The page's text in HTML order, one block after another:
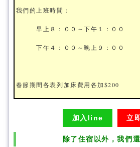
我們的上班時間：
早上８：００～下午１：００
下午４：００～晚上９：００
春節期間各表列加床費用各加$200
加入line 立
除了住宿以外，我們